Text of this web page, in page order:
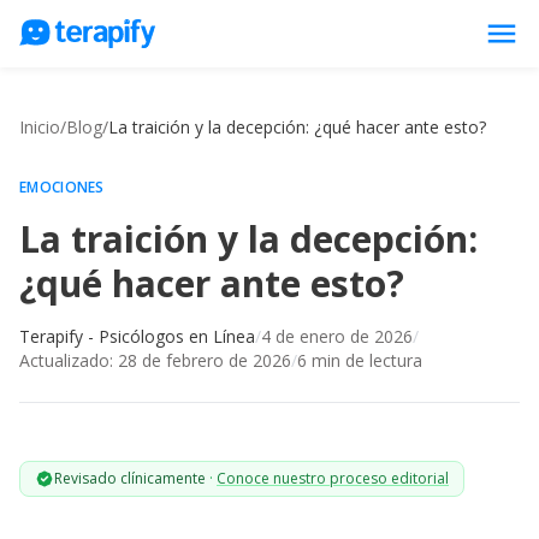
menu
Opiniones
Empresas
Preguntas frecuentes
Trabaja con nosotros
Inicio/Blog/La traición y la decepción: ¿qué hacer ante esto?
EMOCIONES
La traición y la decepción:
¿qué hacer ante esto?
Terapify - Psicólogos en Línea/4 de enero de 2026/
Actualizado: 28 de febrero de 2026/6 min de lectura
Revisado clínicamente · Conoce nuestro proceso editorial